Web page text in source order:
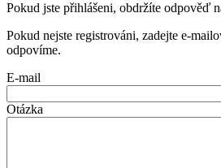
Pokud jste přihlášeni, obdržíte odpověď
Pokud nejste registrováni, zadejte e-
odpovíme.
E-mail
Otázka